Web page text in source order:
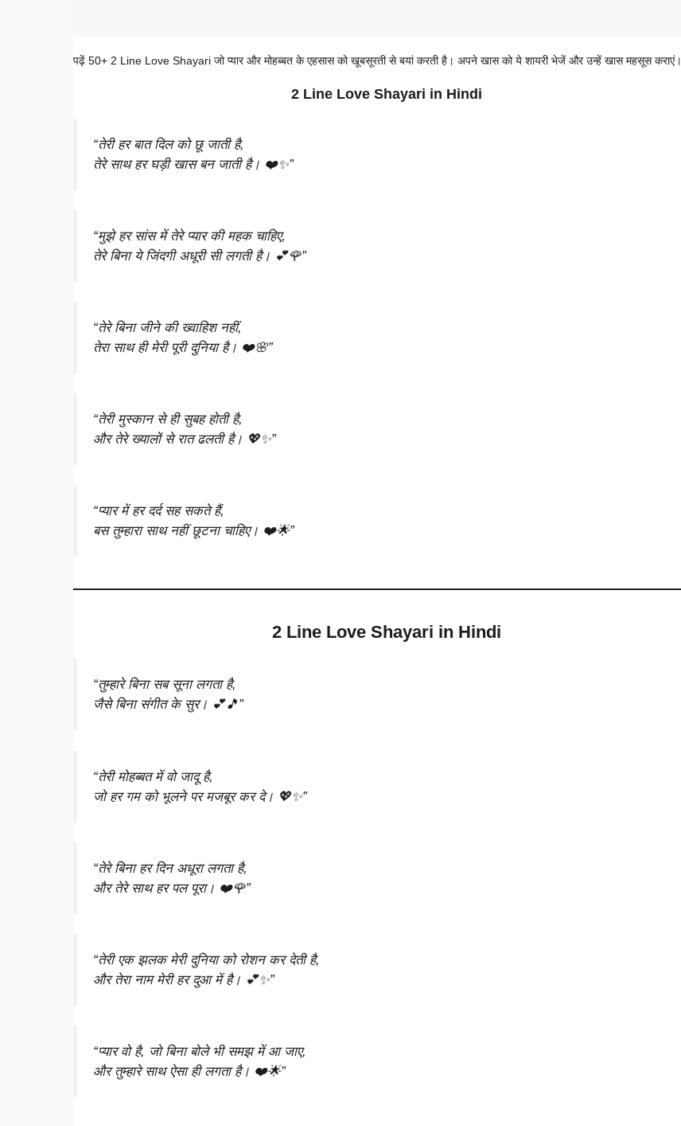
पढ़ें 50+ 2 Line Love Shayari जो प्यार और मोहब्बत के एहसास को खूबसूरती से बयां करती है। अपने खास को ये शायरी भेजें और उन्हें खास महसूस कराएं।
2 Line Love Shayari in Hindi
“तेरी हर बात दिल को छू जाती है,
तेरे साथ हर घड़ी खास बन जाती है। ❤️✨”
“मुझे हर सांस में तेरे प्यार की महक चाहिए,
तेरे बिना ये जिंदगी अधूरी सी लगती है। 💕🌹”
“तेरे बिना जीने की ख्वाहिश नहीं,
तेरा साथ ही मेरी पूरी दुनिया है। ❤️🌸”
“तेरी मुस्कान से ही सुबह होती है,
और तेरे ख्यालों से रात ढलती है। 💖✨”
“प्यार में हर दर्द सह सकते हैं,
बस तुम्हारा साथ नहीं छूटना चाहिए। ❤️🌟”
2 Line Love Shayari in Hindi
“तुम्हारे बिना सब सूना लगता है,
जैसे बिना संगीत के सुर। 💕🎵”
“तेरी मोहब्बत में वो जादू है,
जो हर गम को भूलने पर मजबूर कर दे। 💖✨”
“तेरे बिना हर दिन अधूरा लगता है,
और तेरे साथ हर पल पूरा। ❤️🌹”
“तेरी एक झलक मेरी दुनिया को रोशन कर देती है,
और तेरा नाम मेरी हर दुआ में है। 💕✨”
“प्यार वो है, जो बिना बोले भी समझ में आ जाए,
और तुम्हारे साथ ऐसा ही लगता है। ❤️🌟”